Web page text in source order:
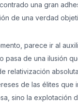
una gran
de una verdad
parece ir al
de una ilusión
relativización
de las élites que
sino la